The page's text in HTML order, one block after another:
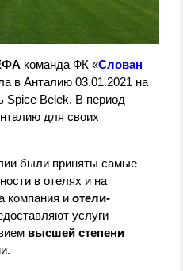
команда ФК «Слован
в Анталию 03.01.2021 на
Belek. В период
для своих
были приняты самые
в отелях и на
компания и отели-
услуги
высшей степени